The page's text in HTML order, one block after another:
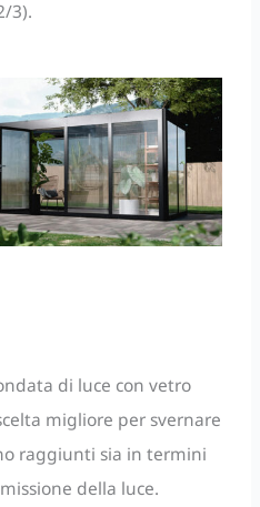
3).
di luce con vetro
migliore per svernare
raggiunti sia in termini
della luce.